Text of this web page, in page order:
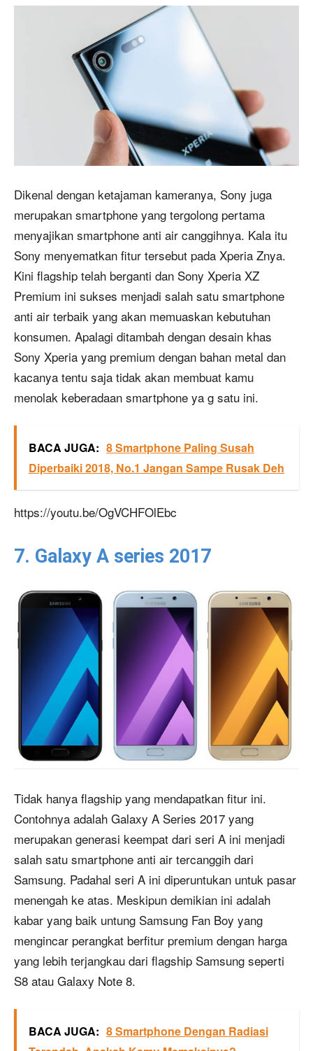
Dikenal dengan ketajaman kameranya, Sony juga
merupakan smartphone yang tergolong pertama
menyajikan smartphone anti air canggihnya. Kala itu
Sony menyematkan fitur tersebut pada Xperia Znya.
Kini flagship telah berganti dan Sony Xperia XZ
Premium ini sukses menjadi salah satu smartphone
anti air terbaik yang akan memuaskan kebutuhan
konsumen. Apalagi ditambah dengan desain khas
Sony Xperia yang premium dengan bahan metal dan
kacanya tentu saja tidak akan membuat kamu
menolak keberadaan smartphone ya g satu ini.
BACA JUGA: 8 Smartphone Paling Susah
Diperbaiki 2018, No.1 Jangan Sampe Rusak Deh
https://youtu.be/OgVCHFOlEbc
7. Galaxy A series 2017
Tidak hanya flagship yang mendapatkan fitur ini.
Contohnya adalah Galaxy A Series 2017 yang
merupakan generasi keempat dari seri A ini menjadi
salah satu smartphone anti air tercanggih dari
Samsung. Padahal seri A ini diperuntukan untuk pasar
menengah ke atas. Meskipun demikian ini adalah
kabar yang baik untung Samsung Fan Boy yang
mengincar perangkat berfitur premium dengan harga
yang lebih terjangkau dari flagship Samsung seperti
S8 atau Galaxy Note 8.
BACA JUGA: 8 Smartphone Dengan Radiasi